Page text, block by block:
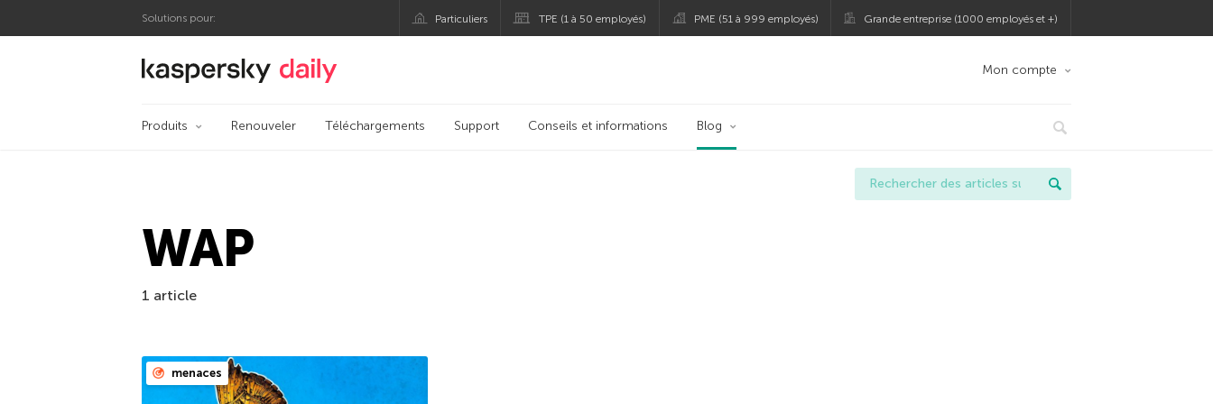
Solutions pour: Particuliers TPE (1 à 50 employés) PME (51 à 999 employés) Grande entreprise (1000 employés et +)
Blog officiel de Kaspersky Mon compte
Produits Renouveler Téléchargements Support Conseils et informations Blog
WAP
1 article
menaces